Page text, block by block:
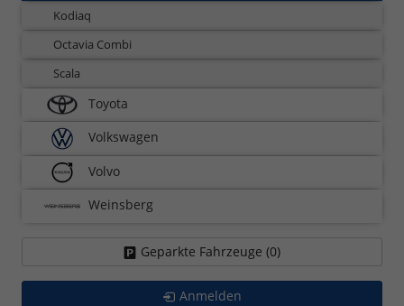
Kodiaq
Octavia Combi
Scala
Toyota
Volkswagen
Volvo
Weinsberg
Geparkte Fahrzeuge (0)
Anmelden